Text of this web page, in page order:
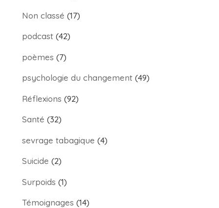
Non classé (17)
podcast(42)
poèmes (7)
psychologie du changement(49)
Réflexions (92)
Santé (32)
sevrage tabagique (4)
Suicide (2)
Surpoids (1)
Témoignages (14)